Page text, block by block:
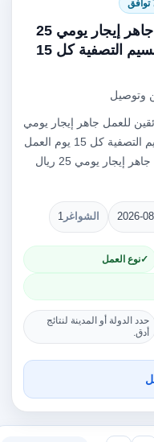
مطلوب سائقين للعمل جاهر إيجار يومي 25
ريال في الرياض حي النسيم التصفية كل 15
وتوصيل
للعمل جاهر إيجار يومي
25 ريال في الرياض حي النسيم التصفية كل 15 يوم العمل
لمن ...مطلوب سائقين للعمل جاهر إيجار يومي 25 ريال
2026- الشواغر 1
نوع العمل
حدد الدولة أو المدينة لنتائج
أدق.